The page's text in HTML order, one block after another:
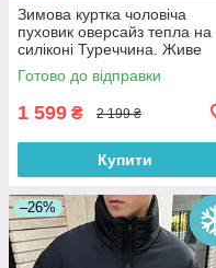
Зимова куртка чоловіча
пуховик оверсайз тепла на
силіконі Туреччина. Живе
фото
Готово до відправки
1 599 ₴ 2 199 ₴
Купити
–26%